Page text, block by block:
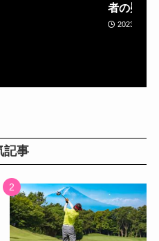
者の疑問
2023年05月
記事